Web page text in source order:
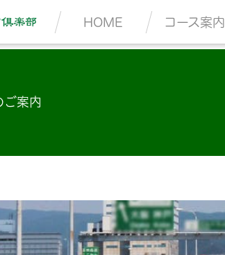
HOME コース案内
案内